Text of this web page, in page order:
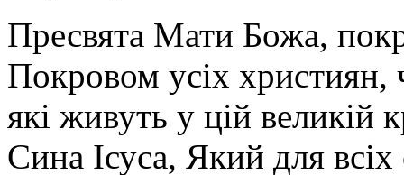
Пресвята Мати Божа,
Покровом усіх християн,
які живуть у цій великій
Сина Ісуса, Який для